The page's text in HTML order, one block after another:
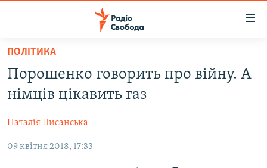
Перейти
основного
матеріалу
до
навігації
ВСЕ ЗА ДОБУ
ПОЛІТИКА
ЕКОНОМІКА
ВІЙНА
РОСІЙСЬКА «ФІЛЬТРАЦІЯ»
ПОЛІТИКА
Порошенко говорить про війну. А
німців цікавить газ
Наталія Писанська
09 квітня 2018, 17:33